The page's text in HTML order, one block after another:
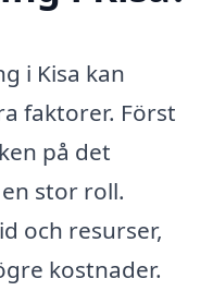
i Kisa kan
faktorer. Först
på det
stor roll.
och resurser,
kostnader.